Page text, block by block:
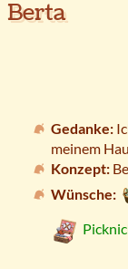
Berta
Gedanke:
meinem
Konzept:
Wünsche: